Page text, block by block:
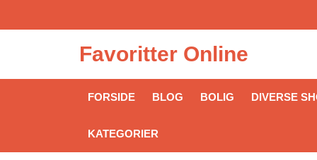
Favoritter Online
FORSIDE BLOG BOLIG DIVERSE
KATEGORIER